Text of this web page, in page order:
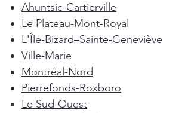
Ahuntsic-Cartierville
Le Plateau-Mont-Royal
L'Île-Bizard–Sainte-Geneviève
Ville-Marie
Montréal-Nord
Pierrefonds-Roxboro
Le Sud-Ouest